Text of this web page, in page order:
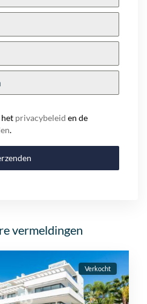
het privacybeleid en de
.
vermeldingen
Verkocht